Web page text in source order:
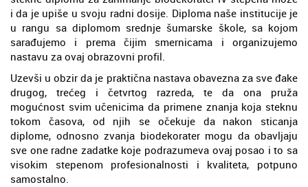
i da je upiše u svoju radni dosije. Diploma naše institucije je
u rangu sa diplomom srednje šumarske škole, sa kojom
sarađujemo i prema čijim smernicama i organizujemo
nastavu za ovaj obrazovni profil.
Uzevši u obzir da je praktična nastava obavezna za sve đake
drugog, trećeg i četvrtog razreda, te da ona pruža
mogućnost svim učenicima da primene znanja koja steknu
tokom časova, od njih se očekuje da nakon sticanja
diplome, odnosno zvanja biodekorater mogu da obavljaju
sve one radne zadatke koje podrazumeva ovaj posao i to sa
visokim stepenom profesionalnosti i kvaliteta, potpuno
samostalno.